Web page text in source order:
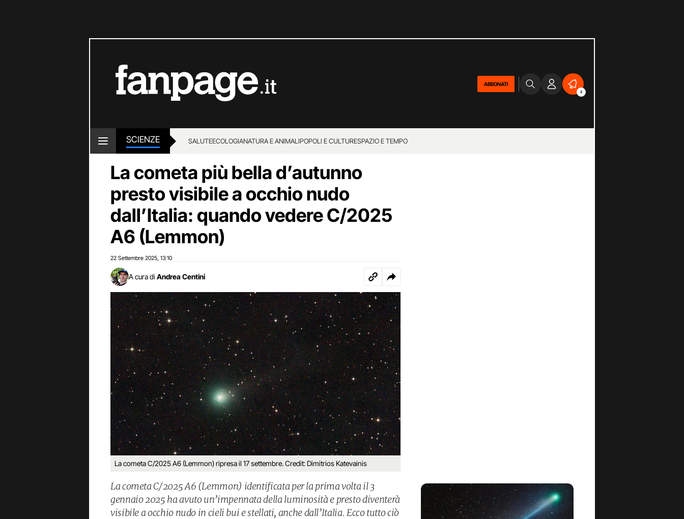
ABBONATI
2
SCIENZE SALUTEECOLOGIANATURA E ANIMALIPOPOLI E CULTURESPAZIO E TEMPO
La cometa più bella d’autunno
presto visibile a occhio nudo
dall’Italia: quando vedere C/2025
A6 (Lemmon)
22 Settembre 2025 13:10
A cura di Andrea Centini
La cometa C/2025 A6 (Lemmon) ripresa il 17 settembre. Credit: Dimitrios Katevainis
La cometa C/2025 A6 (Lemmon) identificata per la prima volta il 3
gennaio 2025 ha avuto un’impennata della luminosità e presto diventerà
visibile a occhio nudo in cieli bui e stellati, anche dall’Italia. Ecco tutto ciò